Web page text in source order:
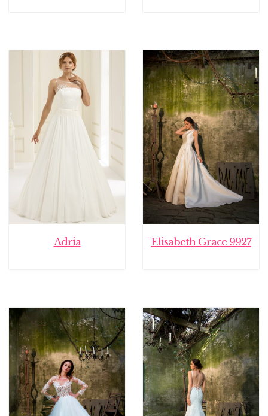
Adria Elisabeth Grace 9927